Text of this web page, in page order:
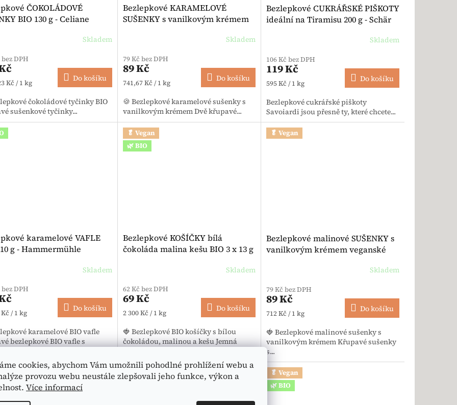
cookies, abychom Vám umožnili pohodlné prohlížení webu a
provozu webu neustále zlepšovali jeho funkce, výkon a
Více informací
ČOKOLÁDOVÉ
BIO 130 g - Celiane
Skladem
bez DPH
Kč / 1 kg Do košíku
čokoládové tyčinky BIO
sušenkové tyčinky...
Bezlepkové KARAMELOVÉ
SUŠENKY s vanilkovým krémem
Skladem
79 Kč bez DPH
89 Kč
Měrná cena:
741,67 Kč / 1 kg Do košíku
🍪 Bezlepkové karamelové sušenky s
vanilkovým krémem Dvě křupavé...
Bezlepkové CUKRÁŘSKÉ PIŠKOTY
ideální na Tiramisu 200 g - Schär
Průměrné hodnocení produktu je 5,0 z 5 hvězdiček.
Skladem
106 Kč bez DPH
119 Kč
Měrná cena:
595 Kč / 1 kg Do košíku
Bezlepkové cukrářské piškoty
Savoiardi jsou přesně ty, které chcete...
karamelové VAFLE
g - Hammermühle
hodnocení produktu je 5,0 z 5 hvězdiček.
Skladem
bez DPH
/ 1 kg Do košíku
karamelové BIO vafle
bezlepkové BIO vafle s
🥬 Vegan
🌿 BIO
Bezlepkové KOŠÍČKY bílá
čokoláda malina kešu BIO 3 x 13 g
Skladem
62 Kč bez DPH
69 Kč
Měrná cena:
2 300 Kč / 1 kg Do košíku
🍓 Bezlepkové BIO košíčky s bílou
čokoládou, malinou a kešu Jemná
🥬 Vegan
Bezlepkové malinové SUŠENKY s
vanilkovým krémem veganské
Průměrné hodnocení produktu je 5,0 z 5 hvězdiček.
Skladem
79 Kč bez DPH
89 Kč
Měrná cena:
712 Kč / 1 kg Do košíku
🍓 Bezlepkové malinové sušenky s
vanilkovým krémem Křupavé sušenky
s...
🥬 Vegan
🥬 Vegan
🌿 BIO